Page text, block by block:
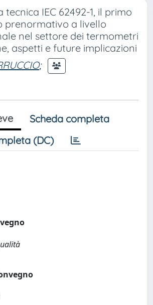
tecnica IEC 62492-1, il primo
prenormativo a livello
nel settore dei termometri
aspetti e future implicazioni
;
Scheda completa
(DC)